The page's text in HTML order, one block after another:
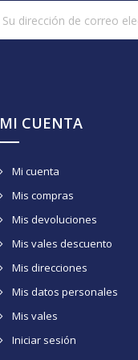
MI CUENTA
Mi cuenta
Mis compras
Mis devoluciones
Mis vales descuento
Mis direcciones
Mis datos personales
Mis vales
Iniciar sesión